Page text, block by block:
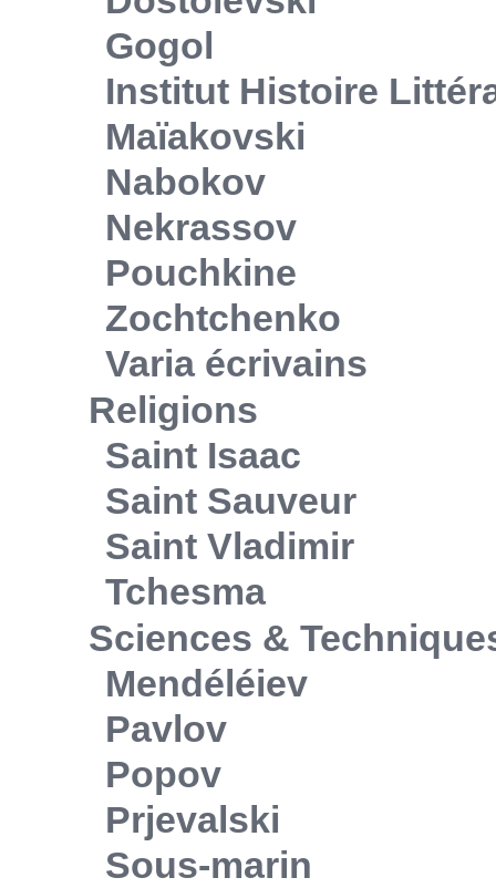
Gogol
Institut Histoire
Maïakovski
Nabokov
Nekrassov
Pouchkine
Zochtchenko
Varia écrivains
Religions
Saint Isaac
Saint Sauveur
Saint Vladimir
Tchesma
Sciences &
Mendéléiev
Pavlov
Popov
Prjevalski
Sous-marin